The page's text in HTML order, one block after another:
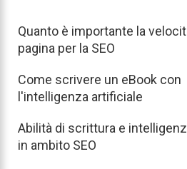
Quanto è importante la
pagina per la SEO
Come scrivere un eBook con
l'intelligenza artificiale
Abilità di scrittura e
in ambito SEO